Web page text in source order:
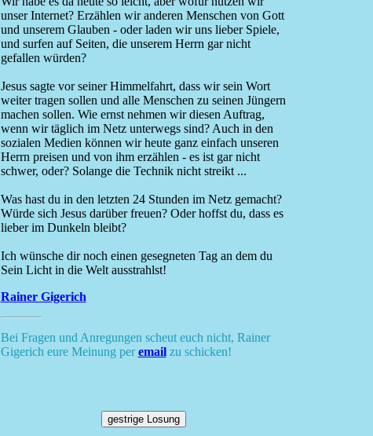
unser Internet? Erzählen wir anderen Menschen von Gott
und unserem Glauben - oder laden wir uns lieber Spiele,
und surfen auf Seiten, die unserem Herrn gar nicht
gefallen würden?
Jesus sagte vor seiner Himmelfahrt, dass wir sein Wort
weiter tragen sollen und alle Menschen zu seinen Jüngern
machen sollen. Wie ernst nehmen wir diesen Auftrag,
wenn wir täglich im Netz unterwegs sind? Auch in den
sozialen Medien können wir heute ganz einfach unseren
Herrn preisen und von ihm erzählen - es ist gar nicht
schwer, oder? Solange die Technik nicht streikt ...
Was hast du in den letzten 24 Stunden im Netz gemacht?
Würde sich Jesus darüber freuen? Oder hoffst du, dass es
lieber im Dunkeln bleibt?
Ich wünsche dir noch einen gesegneten Tag an dem du
Sein Licht in die Welt ausstrahlst!
Rainer Gigerich
Bei Fragen und Anregungen scheut euch nicht, Rainer
Gigerich eure Meinung peremailzu schicken!
gestrige Losung